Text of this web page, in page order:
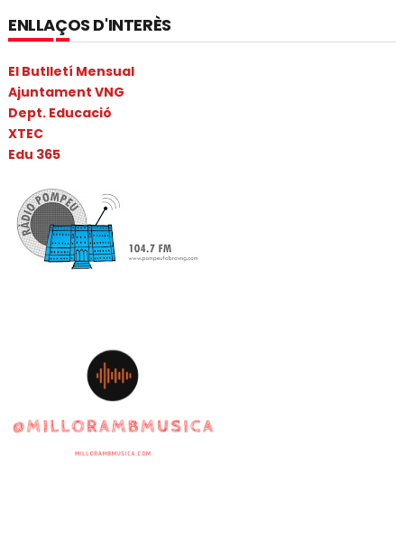
ENLLAÇOS D'INTERÈS
El Butlletí Mensual
Ajuntament VNG
Dept. Educació
XTEC
Edu 365